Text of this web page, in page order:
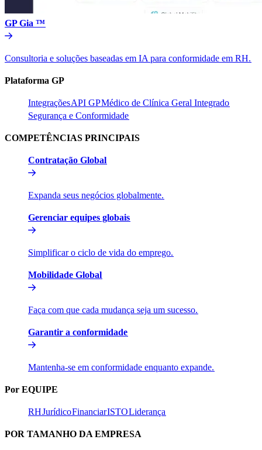
GP Gia ™​​
Consultoria e soluções baseadas em IA para conformidade em RH.​​
Plataforma GP​​
Integrações​​API GP​​Médico de Clínica Geral Integrado​​
Segurança e Conformidade​​
COMPETÊNCIAS PRINCIPAIS​​
Contratação Global​​
Expanda seus negócios globalmente.​​
Gerenciar equipes globais​​
Simplificar o ciclo de vida do emprego.​​
Mobilidade Global​​
Faça com que cada mudança seja um sucesso.​​
Garantir a conformidade​​
Mantenha-se em conformidade enquanto expande.​​
Por EQUIPE​​
RH​​Jurídico​​Financiar​​ISTO​​Liderança​​
POR TAMANHO DA EMPRESA​​